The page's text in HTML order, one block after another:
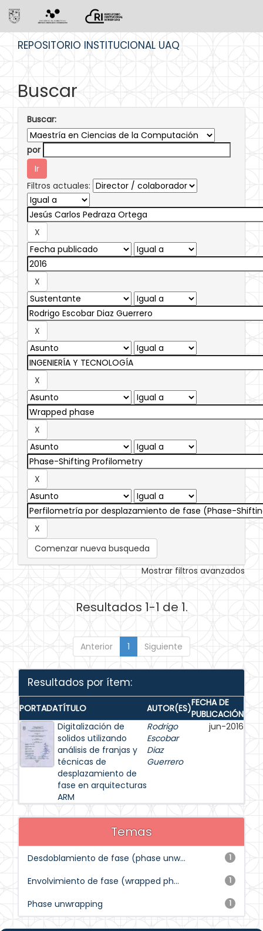
REPOSITORIO INSTITUCIONAL UAQ
Buscar
Buscar:
por
Filtros actuales:
Comenzar nueva busqueda
Mostrar filtros avanzados
Resultados 1-1 de 1.
Anterior 1 Siguiente
Resultados por ítem:
PORTADATÍTULO AUTOR(ES)FECHA DE
PUBLICACIÓN
Digitalización de
solidos utilizando
análisis de franjas y
técnicas de
desplazamiento de
fase en arquitecturas
ARM
Rodrigo
Escobar
Diaz
Guerrero
jun-2016
Temas
1
Desdoblamiento de fase (phase unw...
1
Envolvimiento de fase (wrapped ph...
1
Phase unwrapping